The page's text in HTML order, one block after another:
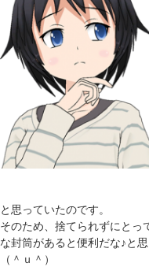
と思っていたのです。
そのため、捨てられずにとっ
な封筒があると便利だな♪と
（＾ｕ＾）